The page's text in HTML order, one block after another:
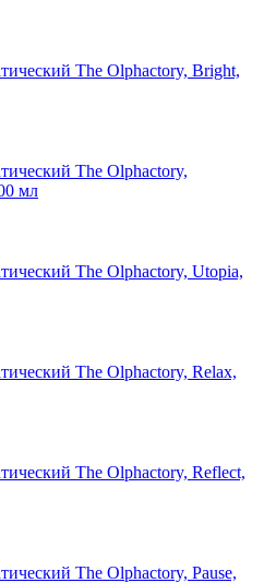
The Olphactory, Bright,
The Olphactory,
мл
The Olphactory, Utopia,
The Olphactory, Relax,
The Olphactory, Reflect,
The Olphactory, Pause,